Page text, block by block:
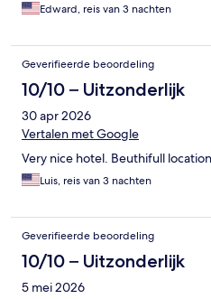
Edward, reis van 3 nachten
Geverifieerde beoordeling
10/10 – Uitzonderlijk
30 apr 2026
Vertalen met Google
Very nice hotel. Beuthifull
Luis, reis van 3 nachten
Geverifieerde beoordeling
10/10 – Uitzonderlijk
5 mei 2026